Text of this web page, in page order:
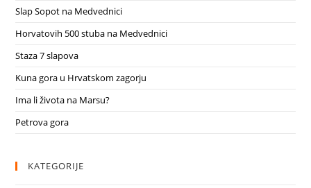
Slap Sopot na Medvednici
Horvatovih 500 stuba na Medvednici
Staza 7 slapova
Kuna gora u Hrvatskom zagorju
Ima li života na Marsu?
Petrova gora
KATEGORIJE